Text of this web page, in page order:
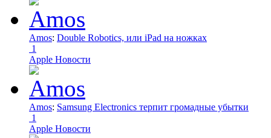
Amos: Double Robotics, или iPad на ножках
1
Apple Новости
Amos: Samsung Electronics терпит громадные убытки
1
Apple Новости